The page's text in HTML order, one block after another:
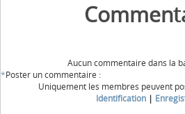
Aucun commentaire dans la
*Poster un commentaire :
Uniquement les membres peuvent
Identification |